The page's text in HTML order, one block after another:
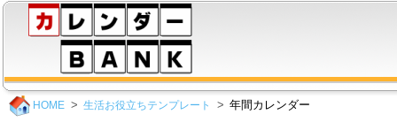
HOME 生活お役立ちテンプレート 年間カレンダー